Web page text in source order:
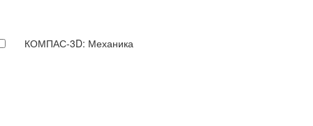
КОМПАС-3D: Механика